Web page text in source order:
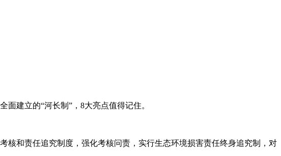
面建立的“河长制”，8大亮点值得记住。
核和责任追究制度，强化考核问责，实行生态环境损害责任终身追究制，对